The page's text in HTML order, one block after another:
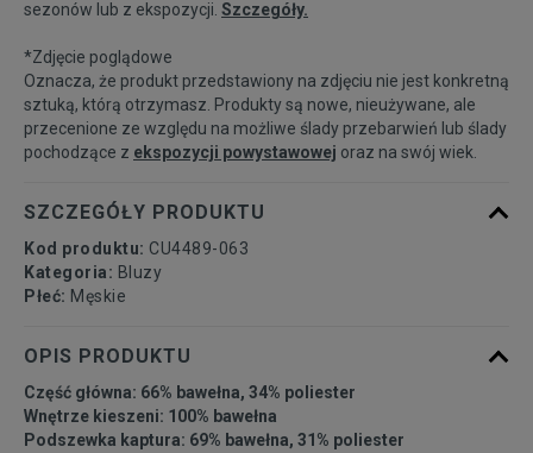
Powiadom o
L
Powiadom o
dostępności
dostępności
XXL
Powiadom o
dostępności
sezonów lub z ekspozycji. Szczegóły.
*Zdjęcie poglądowe
Oznacza, że produkt przedstawiony na zdjęciu nie jest konkretną
sztuką, którą otrzymasz. Produkty są nowe, nieużywane, ale
przecenione ze względu na możliwe ślady przebarwień lub ślady
pochodzące z ekspozycji powystawowej oraz na swój wiek.
SZCZEGÓŁY PRODUKTU
Kod produktu: CU4489-063
Kategoria: Bluzy
Płeć: Męskie
OPIS PRODUKTU
Część główna: 66% bawełna, 34% poliester
Wnętrze kieszeni: 100% bawełna
Podszewka kaptura: 69% bawełna, 31% poliester